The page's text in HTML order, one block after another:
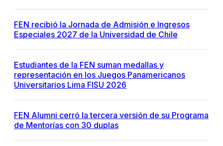
FEN recibió la Jornada de Admisión e Ingresos
Especiales 2027 de la Universidad de Chile
Estudiantes de la FEN suman medallas y
representación en los Juegos Panamericanos
Universitarios Lima FISU 2026
FEN Alumni cerró la tercera versión de su Programa
de Mentorías con 30 duplas